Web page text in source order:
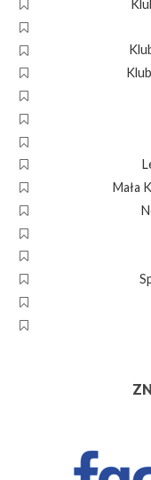
Mała